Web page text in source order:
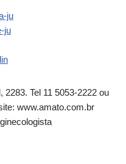
ju
ju
Tel 11 5053-2222 ou
www.amato.com.br